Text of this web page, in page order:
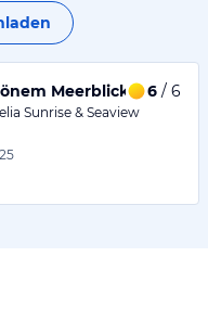
Meerblick 6 / 6
Sunrise & Seaview